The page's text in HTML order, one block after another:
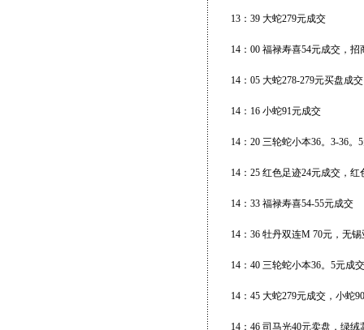
13：39 大蛇279元成交
14：00 福禄寿喜54元成交，
14：05 大蛇278-279元买盘成
14：16 小蛇91元成交
14：20 三轮蛇小本36。3-36。
14：25 红色足迹24元成交，
14：33 福禄寿喜54-55元成交
14：36 牡丹双连M 70元，无
14：40 三轮蛇小本36。5元成
14：45 大蛇279元成交，小蛇
14：46 司马光40元卖盘，绿绒